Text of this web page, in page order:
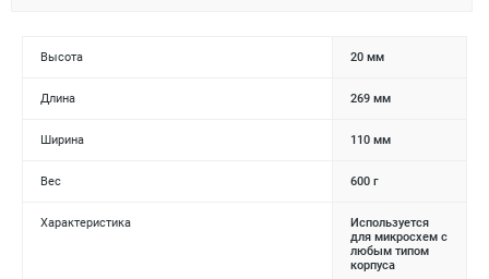
Высота 20 мм
Длина 269 мм
Ширина 110 мм
Вес 600 г
Характеристика
Используется
для микросхем с
любым типом
корпуса